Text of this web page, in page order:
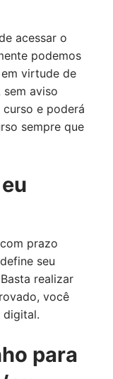
acessar o
podemos
virtude de
aviso
e poderá
sempre que
prazo
seu
realizar
você
para